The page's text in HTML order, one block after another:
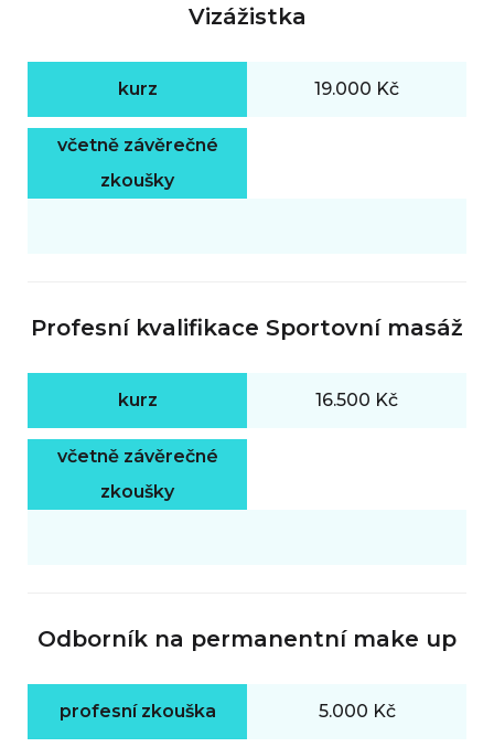
Vizážistka
kurz 19.000 Kč
včetně závěrečné
zkoušky
Profesní kvalifikace Sportovní masáž
kurz 16.500 Kč
včetně závěrečné
zkoušky
Odborník na permanentní make up
profesní zkouška 5.000 Kč